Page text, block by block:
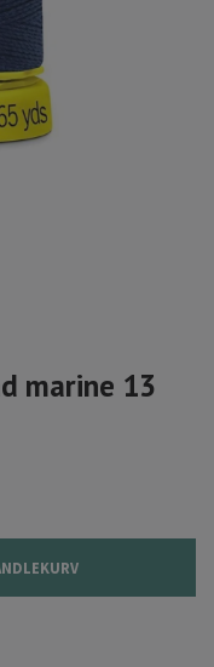
marine 13